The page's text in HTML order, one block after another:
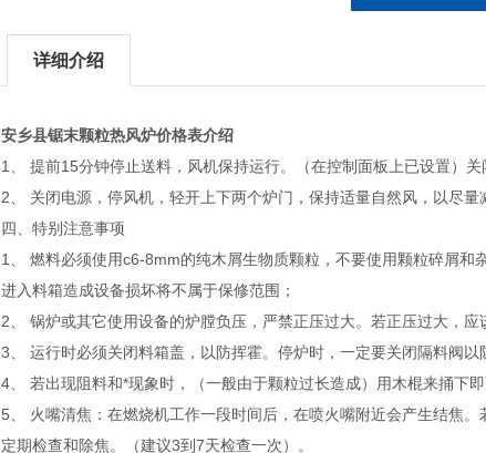
详细介绍
安乡县锯末颗粒热风炉价格表介绍
1、 提前15分钟停止送料，风机保持运行。（在控制面板上已设置）关
2、 关闭电源，停风机，轻开上下两个炉门，保持适量自然风，以尽量
四、特别注意事项
1、 燃料必须使用c6-8mm的纯木屑生物质颗粒，不要使用颗粒碎屑
进入料箱造成设备损坏将不属于保修范围；
2、 锅炉或其它使用设备的炉膛负压，严禁正压过大。若正压过大，应
3、 运行时必须关闭料箱盖，以防挥霍。停炉时，一定要关闭隔料阀以
4、 若出现阻料和*现象时，（一般由于颗粒过长造成）用木棍来捅下
5、 火嘴清焦：在燃烧机工作一段时间后，在喷火嘴附近会产生结焦
定期检查和除焦。（建议3到7天检查一次）。